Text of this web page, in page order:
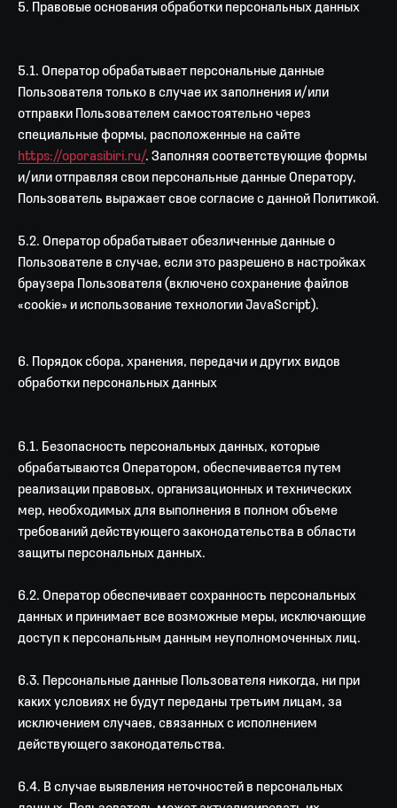
5. Правовые основания обработки персональных данных
5.1. Оператор обрабатывает персональные данные
Пользователя только в случае их заполнения и/или
отправки Пользователем самостоятельно через
специальные формы, расположенные на сайте
https://oporasibiri.ru/. Заполняя соответствующие формы
и/или отправляя свои персональные данные Оператору,
Пользователь выражает свое согласие с данной Политикой.
5.2. Оператор обрабатывает обезличенные данные о
Пользователе в случае, если это разрешено в настройках
браузера Пользователя (включено сохранение файлов
«cookie» и использование технологии JavaScript).
6. Порядок сбора, хранения, передачи и других видов
обработки персональных данных
6.1. Безопасность персональных данных, которые
обрабатываются Оператором, обеспечивается путем
реализации правовых, организационных и технических
мер, необходимых для выполнения в полном объеме
требований действующего законодательства в области
защиты персональных данных.
6.2. Оператор обеспечивает сохранность персональных
данных и принимает все возможные меры, исключающие
доступ к персональным данным неуполномоченных лиц.
6.3. Персональные данные Пользователя никогда, ни при
каких условиях не будут переданы третьим лицам, за
исключением случаев, связанных с исполнением
действующего законодательства.
6.4. В случае выявления неточностей в персональных